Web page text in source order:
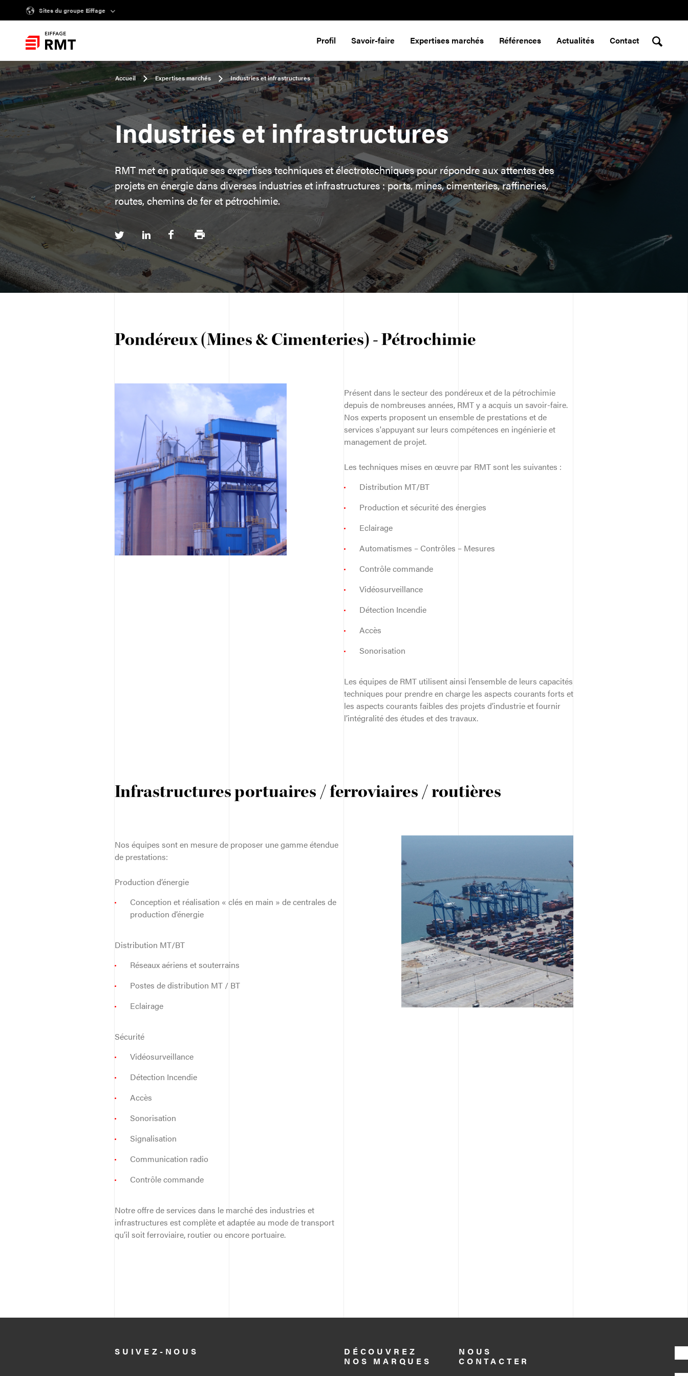
Sites du groupe Eiffage
Profil Savoir-faire Expertises marchés Références Actualités Contact
Accueil Expertises marchés Industries et infrastructures
Industries et infrastructures
RMT met en pratique ses expertises techniques et électrotechniques pour répondre aux attentes des
projets en énergie dans diverses industries et infrastructures : ports, mines, cimenteries, raffineries,
routes, chemins de fer et pétrochimie.
Partager
sur
twitter
Partager
sur
linkedin
Partager
sur
facebook
Imprimer
Pondéreux (Mines & Cimenteries) - Pétrochimie
Présent dans le secteur des pondéreux et de la pétrochimie
depuis de nombreuses années, RMT y a acquis un savoir-faire.
Nos experts proposent un ensemble de prestations et de
services s'appuyant sur leurs compétences en ingénierie et
management de projet.
Les techniques mises en œuvre par RMT sont les suivantes :
Distribution MT/BT
Production et sécurité des énergies
Eclairage
Automatismes – Contrôles – Mesures
Contrôle commande
Vidéosurveillance
Détection Incendie
Accès
Sonorisation
Les équipes de RMT utilisent ainsi l’ensemble de leurs capacités
techniques pour prendre en charge les aspects courants forts et
les aspects courants faibles des projets d’industrie et fournir
l’intégralité des études et des travaux.
Infrastructures portuaires / ferroviaires / routières
Nos équipes sont en mesure de proposer une gamme étendue
de prestations:
Production d’énergie
Conception et réalisation « clés en main » de centrales de
production d’énergie
Distribution MT/BT
Réseaux aériens et souterrains
Postes de distribution MT / BT
Eclairage
Sécurité
Vidéosurveillance
Détection Incendie
Accès
Sonorisation
Signalisation
Communication radio
Contrôle commande
Notre offre de services dans le marché des industries et
infrastructures est complète et adaptée au mode de transport
qu’il soit ferroviaire, routier ou encore portuaire.
SUIVEZ-NOUS
DÉCOUVREZ
NOS MARQUES
NOUS
CONTACTER